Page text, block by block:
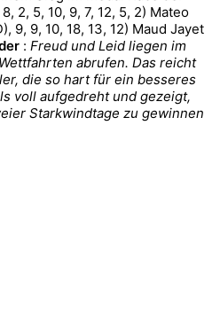
2, 5, 10, 9, 7, 12, 5, 2) Mateo
9, 9, 10, 18, 13, 12) Maud Jayet
: Freud und Leid liegen im
abrufen. Das reicht
die so hart für ein besseres
voll aufgedreht und gezeigt,
Starkwindtage zu gewinnen